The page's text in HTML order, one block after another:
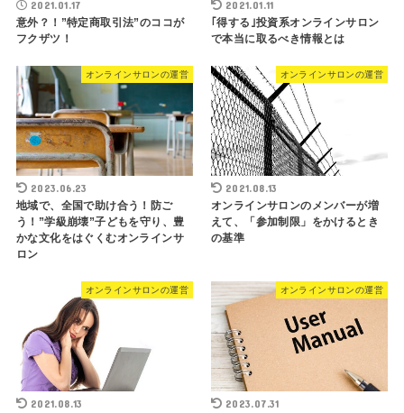
2021.01.17
意外？！”特定商取引法”のココが
フクザツ！
2021.01.11
｢得する｣投資系オンラインサロン
で本当に取るべき情報とは
オンラインサロンの運営
2023.06.23
地域で、全国で助け合う！防ご
う！”学級崩壊”子どもを守り、豊
かな文化をはぐくむオンラインサ
ロン
オンラインサロンの運営
2021.08.13
オンラインサロンのメンバーが増
えて、「参加制限」をかけるとき
の基準
オンラインサロンの運営
2021.08.13
オンラインサロンの運営
2023.07.31